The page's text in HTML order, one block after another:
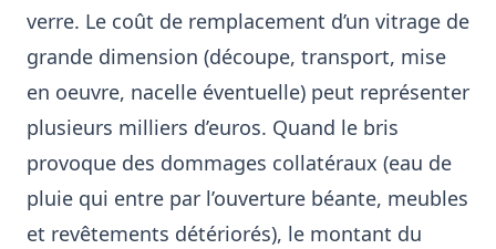
verre. Le coût de remplacement d’un vitrage de
grande dimension (découpe, transport, mise
en oeuvre, nacelle éventuelle) peut représenter
plusieurs milliers d’euros. Quand le bris
provoque des dommages collatéraux (eau de
pluie qui entre par l’ouverture béante, meubles
et revêtements détériorés), le montant du